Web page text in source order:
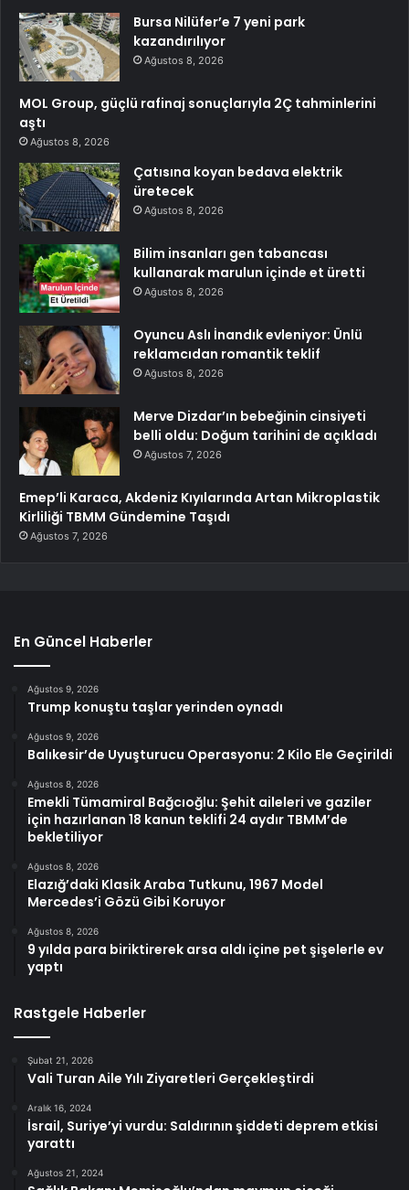
Bursa Nilüfer’e 7 yeni park
kazandırılıyor
Ağustos 8, 2026
MOL Group, güçlü rafinaj sonuçlarıyla 2Ç tahminlerini
aştı
Ağustos 8, 2026
Çatısına koyan bedava elektrik
üretecek
Ağustos 8, 2026
Bilim insanları gen tabancası
kullanarak marulun içinde et üretti
Ağustos 8, 2026
Oyuncu Aslı İnandık evleniyor: Ünlü
reklamcıdan romantik teklif
Ağustos 8, 2026
Merve Dizdar’ın bebeğinin cinsiyeti
belli oldu: Doğum tarihini de açıkladı
Ağustos 7, 2026
Emep’li Karaca, Akdeniz Kıyılarında Artan Mikroplastik
Kirliliği TBMM Gündemine Taşıdı
Ağustos 7, 2026
En Güncel Haberler
Ağustos 9, 2026
Trump konuştu taşlar yerinden oynadı
Ağustos 9, 2026
Balıkesir’de Uyuşturucu Operasyonu: 2 Kilo Ele Geçirildi
Ağustos 8, 2026
Emekli Tümamiral Bağcıoğlu: Şehit aileleri ve gaziler
için hazırlanan 18 kanun teklifi 24 aydır TBMM’de
bekletiliyor
Ağustos 8, 2026
Elazığ’daki Klasik Araba Tutkunu, 1967 Model
Mercedes’i Gözü Gibi Koruyor
Ağustos 8, 2026
9 yılda para biriktirerek arsa aldı içine pet şişelerle ev
yaptı
Rastgele Haberler
Şubat 21, 2026
Vali Turan Aile Yılı Ziyaretleri Gerçekleştirdi
Aralık 16, 2024
İsrail, Suriye’yi vurdu: Saldırının şiddeti deprem etkisi
yarattı
Ağustos 21, 2024